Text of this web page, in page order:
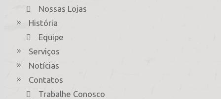
Nossas Lojas
História
Equipe
Serviços
Notícias
Contatos
Trabalhe Conosco